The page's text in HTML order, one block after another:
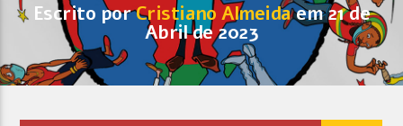
Faixa Atual
Acstico Reggae Seu Dr.
Escrito porCristiano Almeidaem 21 de
Abril de 2023